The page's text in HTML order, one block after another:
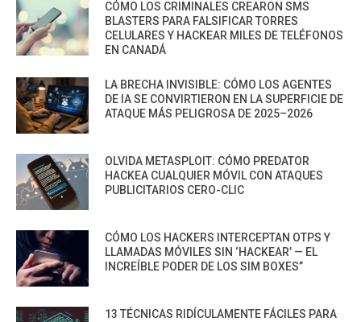
CÓMO LOS CRIMINALES CREARON SMS
BLASTERS PARA FALSIFICAR TORRES
CELULARES Y HACKEAR MILES DE TELÉFONOS
EN CANADÁ
LA BRECHA INVISIBLE: CÓMO LOS AGENTES
DE IA SE CONVIRTIERON EN LA SUPERFICIE DE
ATAQUE MÁS PELIGROSA DE 2025–2026
OLVIDA METASPLOIT: CÓMO PREDATOR
HACKEA CUALQUIER MÓVIL CON ATAQUES
PUBLICITARIOS CERO-CLIC
CÓMO LOS HACKERS INTERCEPTAN OTPS Y
LLAMADAS MÓVILES SIN ‘HACKEAR’ — EL
INCREÍBLE PODER DE LOS SIM BOXES”
13 TÉCNICAS RIDÍCULAMENTE FÁCILES PARA